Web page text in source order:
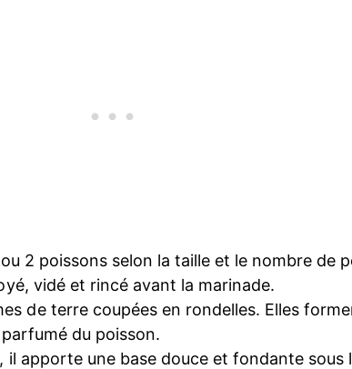
2 poissons selon la taille et le nombre de
vidé et rincé avant la marinade.
de terre coupées en rondelles. Elles
du poisson.
il apporte une base douce et fondante sous